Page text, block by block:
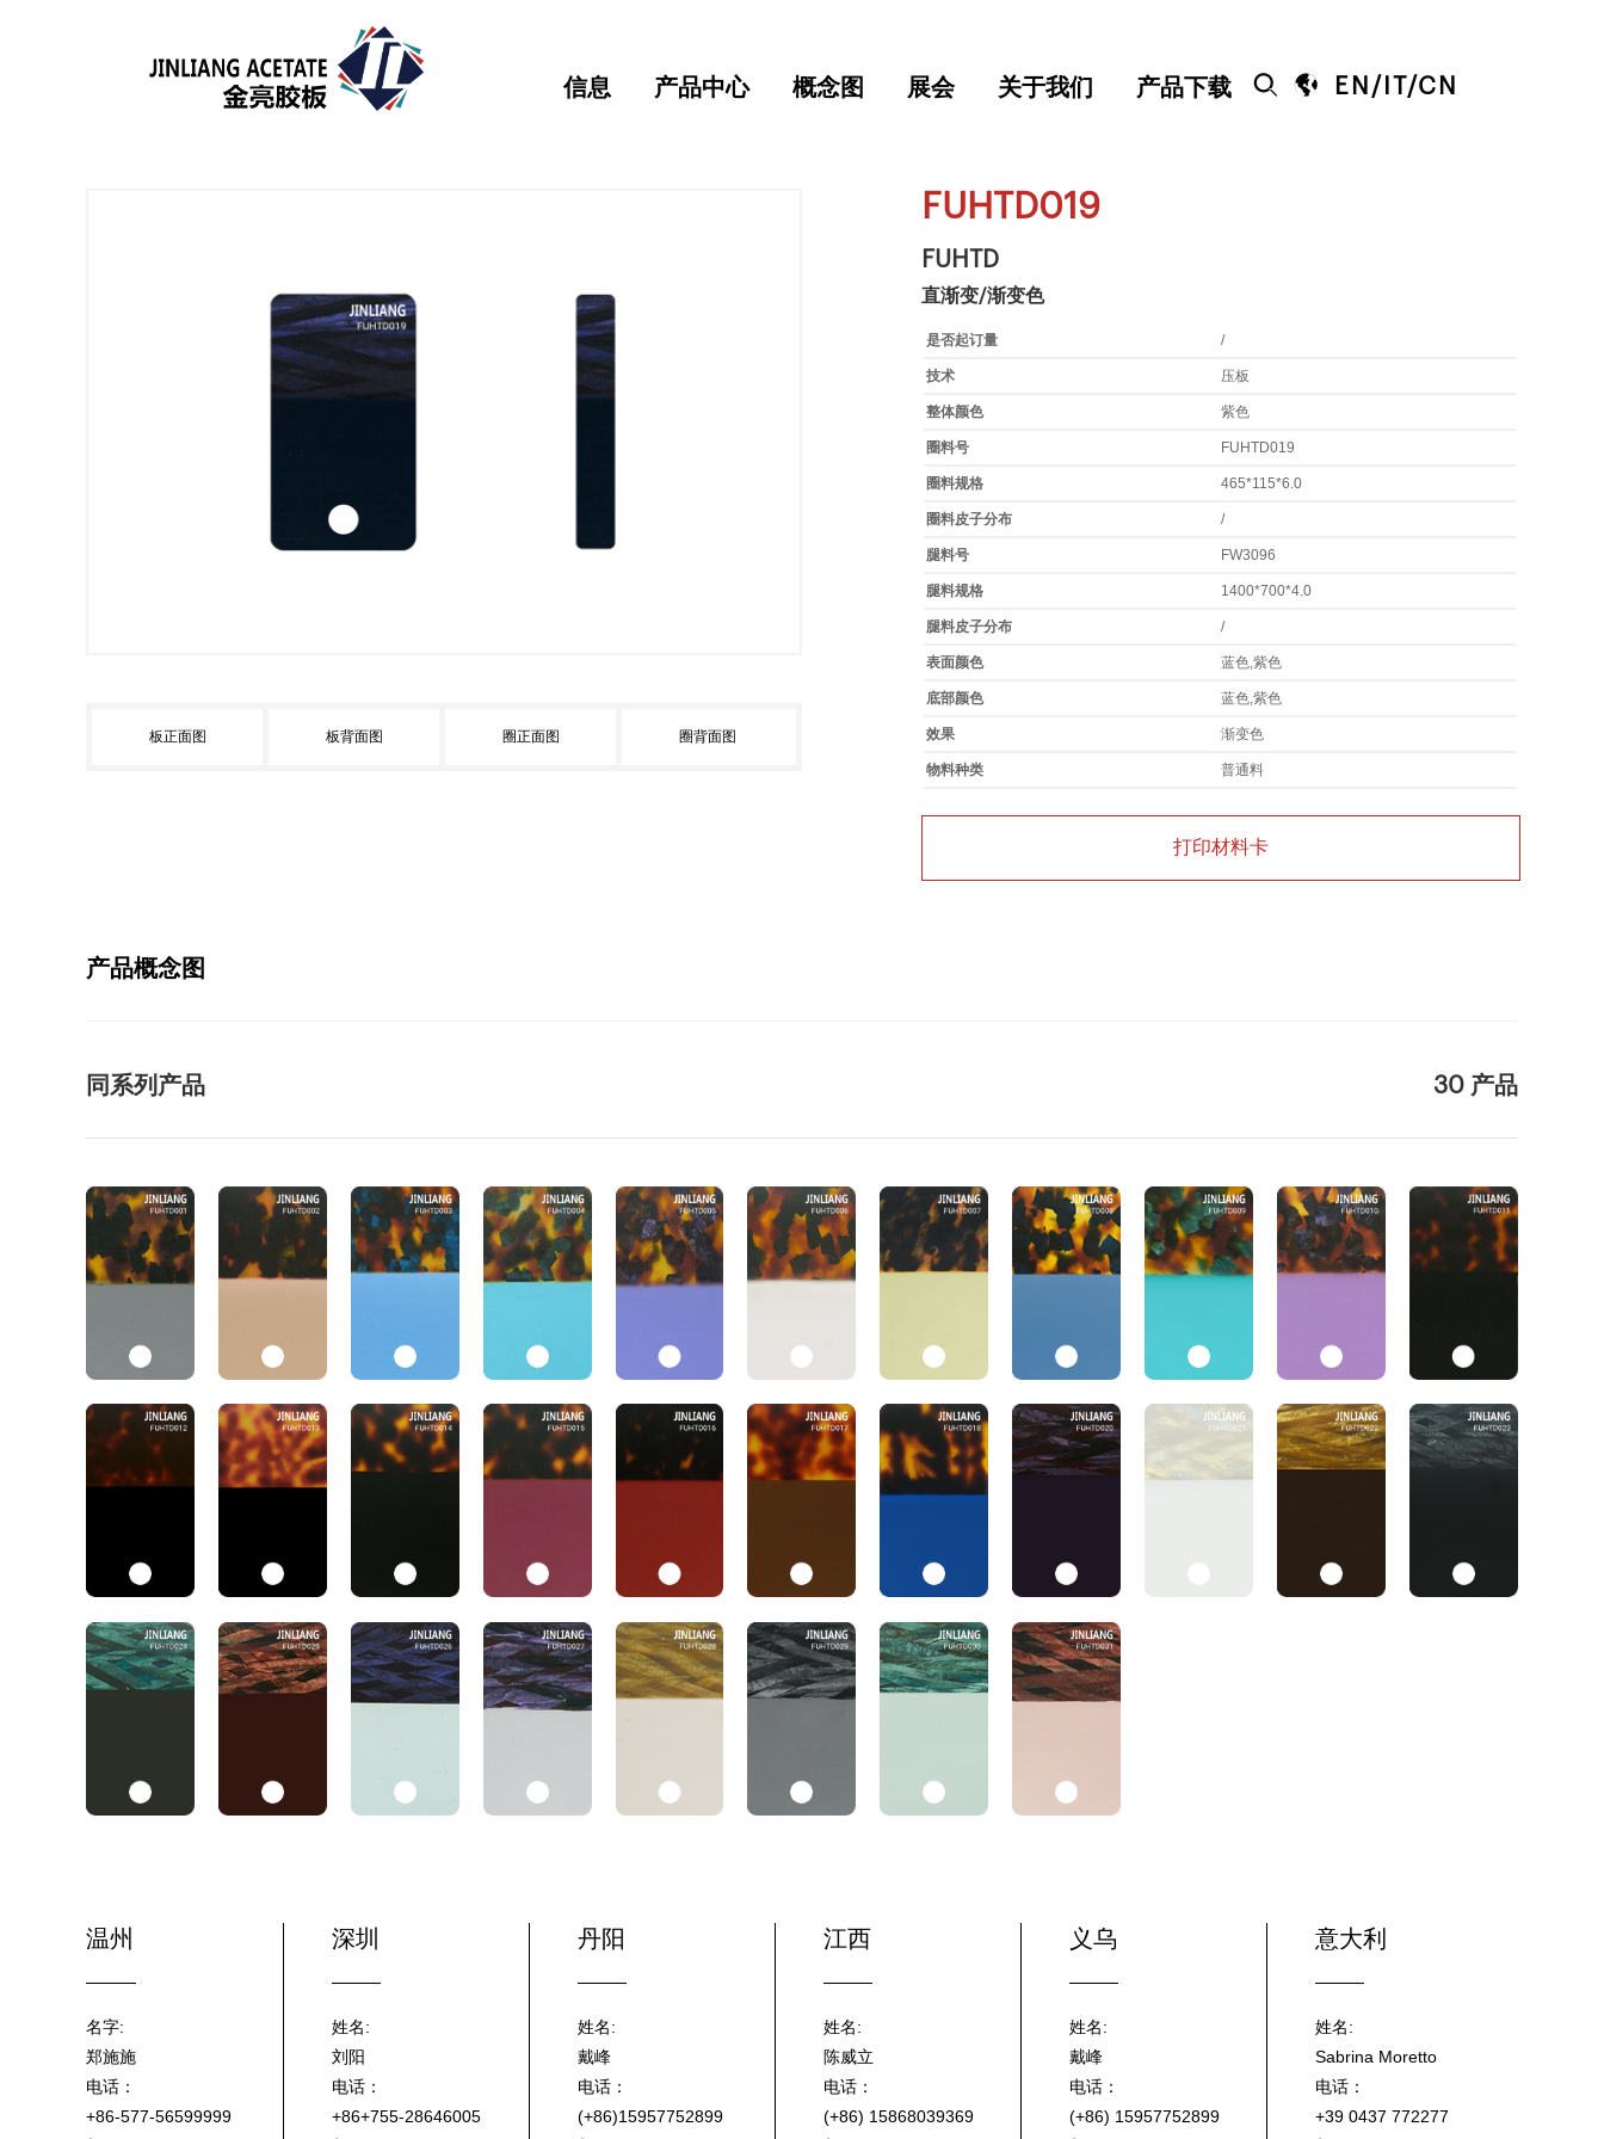
信息 产品中心 概念图 展会 关于我们 产品下载   EN / /CN
板正面图 板背面图 圈正面图 圈背面图
FUHTD019
FUHTD
直渐变/渐变色
是否起订量 /
技术 压板
整体颜色 紫色
圈料号 FUHTD019
圈料规格 465*115*6.0
圈料皮子分布 /
腿料号 FW3096
腿料规格 1400*700*4.0
腿料皮子分布 /
表面颜色 蓝色,紫色
底部颜色 蓝色,紫色
效果 渐变色
物料种类 普通料
打印材料卡
产品概念图
同系列产品 30 产品
温州
名字:
郑施施
电话：
+86-577-56599999
深圳
姓名:
刘阳
电话：
+86+755-28646005
丹阳
姓名:
戴峰
电话：
(+86)15957752899
江西
姓名:
陈威立
电话：
(+86) 15868039369
义乌
姓名:
戴峰
电话：
(+86) 15957752899
意大利
姓名:
Sabrina Moretto
电话：
+39 0437 772277